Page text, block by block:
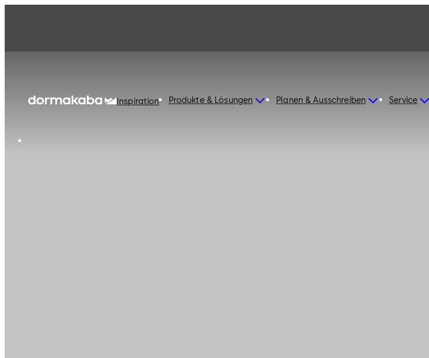
Inspiration Produkte & Lösungen Planen & Ausschreiben Service